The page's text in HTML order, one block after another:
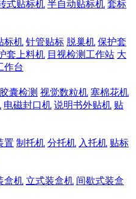
式贴标机 半自动贴标机 套标
标机 针管贴标 脱巢机 保护套
套上料机 目视检测工作站 大
作台
囊检测 视觉数粒机 塞棉花机
电磁封口机 说明书外贴机 贴
置 制托机 分托机 入托机 贴标
盒机 立式装盒机 间歇式装盒